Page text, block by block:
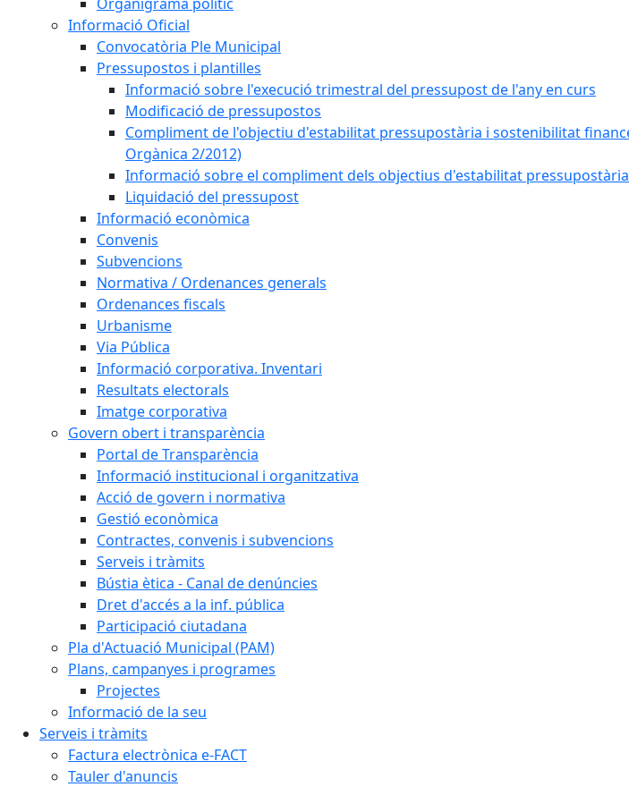
Informació Oficial
Convocatòria Ple Municipal
Pressupostos i plantilles
Informació sobre l'execució trimestral del pressupost de l'any en curs
Modificació de pressupostos
Compliment de l'objectiu d'estabilitat pressupostària i sostenibilitat
Orgànica 2/2012)
Informació sobre el compliment dels objectius d'estabilitat
Liquidació del pressupost
Informació econòmica
Convenis
Subvencions
Normativa / Ordenances generals
Ordenances fiscals
Urbanisme
Via Pública
Informació corporativa. Inventari
Resultats electorals
Imatge corporativa
Govern obert i transparència
Portal de Transparència
Informació institucional i organitzativa
Acció de govern i normativa
Gestió econòmica
Contractes, convenis i subvencions
Serveis i tràmits
Bústia ètica - Canal de denúncies
Dret d'accés a la inf. pública
Participació ciutadana
Pla d'Actuació Municipal (PAM)
Plans, campanyes i programes
Projectes
Informació de la seu
Serveis i tràmits
Factura electrònica e-FACT
Tauler d'anuncis